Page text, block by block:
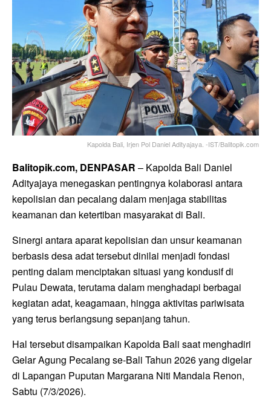
Kapolda Bali, Irjen Pol Daniel Adityajaya. -IST/Balitopik.com
Balitopik.com, DENPASAR – Kapolda Bali Daniel
Adityajaya menegaskan pentingnya kolaborasi antara
kepolisian dan pecalang dalam menjaga stabilitas
keamanan dan ketertiban masyarakat di Bali.
Sinergi antara aparat kepolisian dan unsur keamanan
berbasis desa adat tersebut dinilai menjadi fondasi
penting dalam menciptakan situasi yang kondusif di
Pulau Dewata, terutama dalam menghadapi berbagai
kegiatan adat, keagamaan, hingga aktivitas pariwisata
yang terus berlangsung sepanjang tahun.
Hal tersebut disampaikan Kapolda Bali saat menghadiri
Gelar Agung Pecalang se-Bali Tahun 2026 yang digelar
di Lapangan Puputan Margarana Niti Mandala Renon,
Sabtu (7/3/2026).